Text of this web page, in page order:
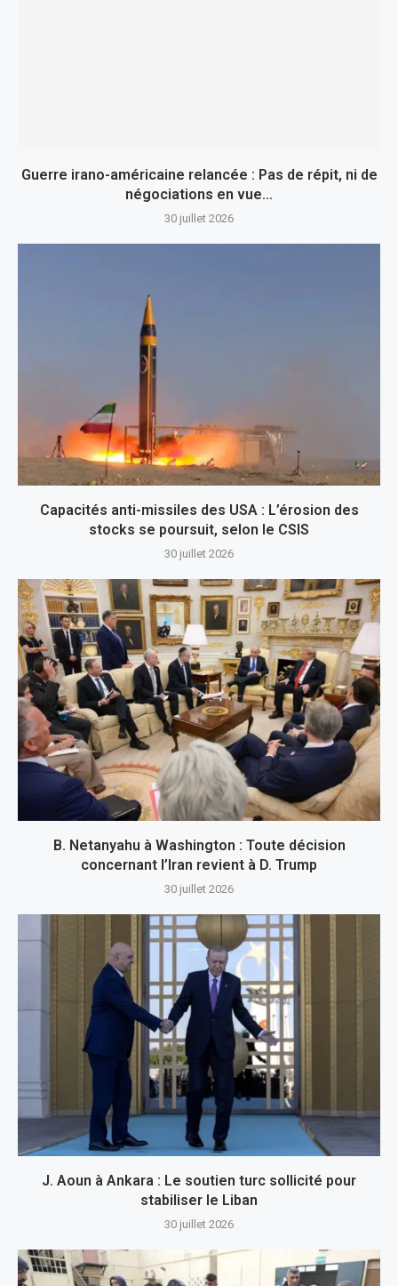
Guerre irano-américaine relancée : Pas de répit, ni de
négociations en vue…
30 juillet 2026
Capacités anti-missiles des USA : L’érosion des
stocks se poursuit, selon le CSIS
30 juillet 2026
B. Netanyahu à Washington : Toute décision
concernant l’Iran revient à D. Trump
30 juillet 2026
J. Aoun à Ankara : Le soutien turc sollicité pour
stabiliser le Liban
30 juillet 2026